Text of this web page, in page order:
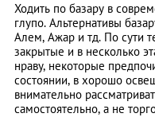
Ходить по базару в
глупо. Альтернативы
Алем, Ажар и тд. По сути
закрытые и в несколько
нраву, некоторые
состоянии, в хорошо
внимательно
самостоятельно, а не